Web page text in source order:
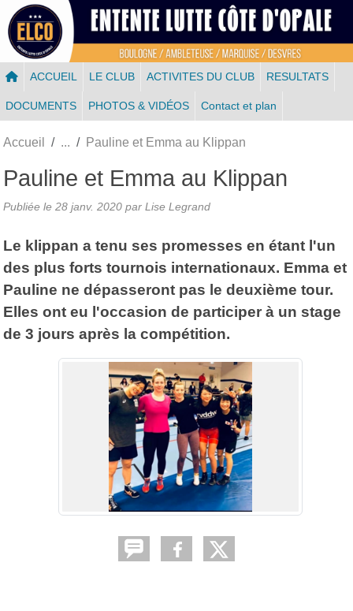
ACCUEIL LE CLUB ACTIVITES DU CLUB RESULTATS
DOCUMENTS PHOTOS & VIDÉOS Contact et plan
Accueil Pauline et Emma au Klippan
Pauline et Emma au Klippan
Publiée le 28 janv. 2020 par Lise Legrand
Le klippan a tenu ses promesses en étant l'un
des plus forts tournois internationaux. Emma et
Pauline ne dépasseront pas le deuxième tour.
Elles ont eu l'occasion de participer à un stage
de 3 jours après la compétition.
Panneau de gestion des cookies